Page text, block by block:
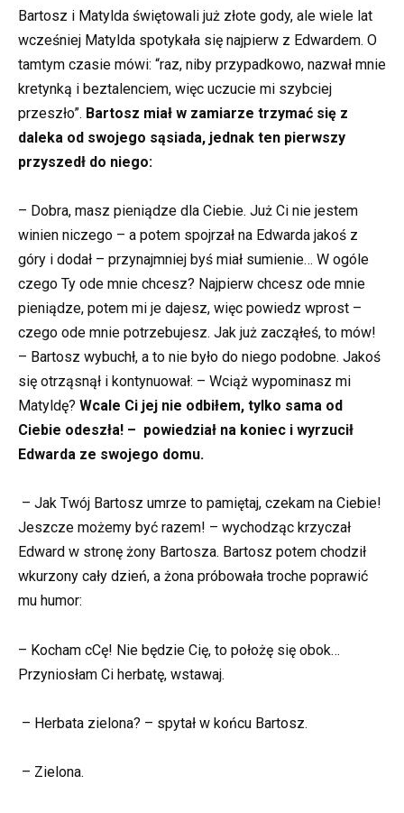
Bartosz i Matylda świętowali już złote gody, ale wiele lat
wcześniej Matylda spotykała się najpierw z Edwardem. O
tamtym czasie mówi: “raz, niby przypadkowo, nazwał mnie
kretynką i beztalenciem, więc uczucie mi szybciej
przeszło”. Bartosz miał w zamiarze trzymać się z
daleka od swojego sąsiada, jednak ten pierwszy
przyszedł do niego:
– Dobra, masz pieniądze dla Ciebie. Już Ci nie jestem
winien niczego – a potem spojrzał na Edwarda jakoś z
góry i dodał – przynajmniej byś miał sumienie… W ogóle
czego Ty ode mnie chcesz? Najpierw chcesz ode mnie
pieniądze, potem mi je dajesz, więc powiedz wprost –
czego ode mnie potrzebujesz. Jak już zacząłeś, to mów!
– Bartosz wybuchł, a to nie było do niego podobne. Jakoś
się otrząsnął i kontynuował: – Wciąż wypominasz mi
Matyldę? Wcale Ci jej nie odbiłem, tylko sama od
Ciebie odeszła! – powiedział na koniec i wyrzucił
Edwarda ze swojego domu.
– Jak Twój Bartosz umrze to pamiętaj, czekam na Ciebie!
Jeszcze możemy być razem! – wychodząc krzyczał
Edward w stronę żony Bartosza. Bartosz potem chodził
wkurzony cały dzień, a żona próbowała troche poprawić
mu humor:
– Kocham cCę! Nie będzie Cię, to położę się obok…
Przyniosłam Ci herbatę, wstawaj.
– Herbata zielona? – spytał w końcu Bartosz.
– Zielona.